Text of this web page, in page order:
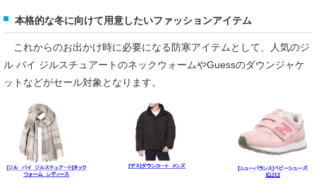
本格的な冬に向けて用意したいファッションアイテム
これからのお出かけ時に必要になる防寒アイテムとして、人気のジ
ル バイ ジルスチュアートのネックウォームやGuessのダウンジャケ
ットなどがセール対象となります。